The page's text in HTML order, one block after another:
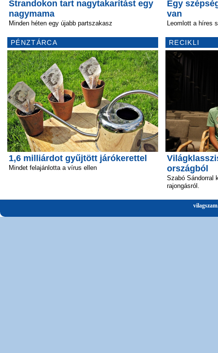
Strandokon tart nagytakarítást egy
nagymama
Minden héten egy újabb partszakasz
PÉNZTÁRCA
1,6 milliárdot gyűjtött járókerettel
Mindet felajánlotta a vírus ellen
Egy
van
Leomlott a híres
RECIKLI
országból
Szabó Sándorral
rajongásról.